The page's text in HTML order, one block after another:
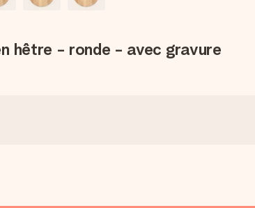
hêtre - ronde - avec gravure